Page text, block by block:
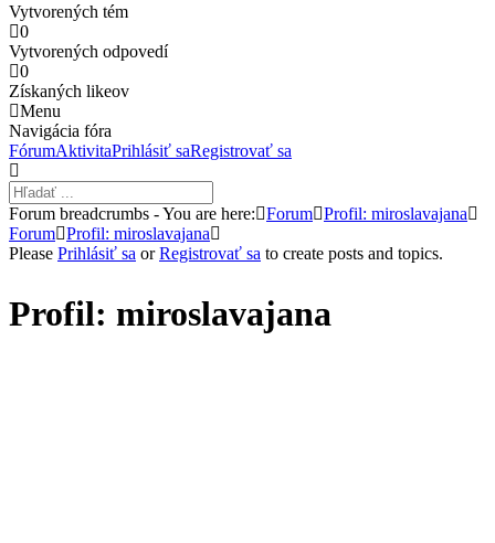
Vytvorených tém
0
Vytvorených odpovedí
0
Získaných likeov
Menu
Navigácia fóra
FórumAktivitaPrihlásiť saRegistrovať sa
Forum breadcrumbs - You are here: Forum Profil: miroslavajana
Forum Profil: miroslavajana
Please Prihlásiť sa orRegistrovať sa to create posts and topics.
Profil: miroslavajana